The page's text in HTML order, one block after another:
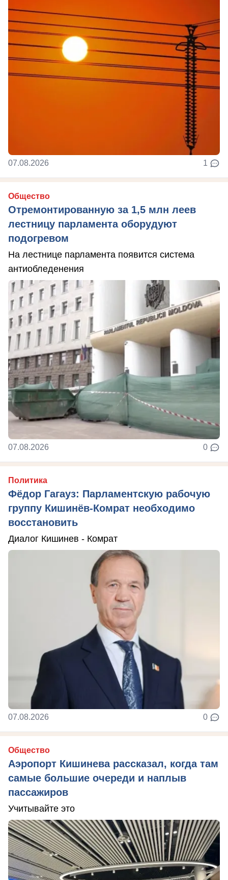
07.08.2026 1
Общество
Отремонтированную за 1,5 млн леев
лестницу парламента оборудуют
подогревом
На лестнице парламента появится система
антиобледенения
07.08.2026 0
Политика
Фёдор Гагауз: Парламентскую рабочую
группу Кишинёв-Комрат необходимо
восстановить
Диалог Кишинев - Комрат
07.08.2026 0
Общество
Аэропорт Кишинева рассказал, когда там
самые большие очереди и наплыв
пассажиров
Учитывайте это